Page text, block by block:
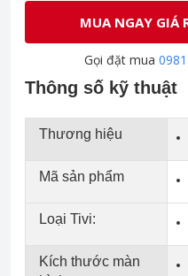
MUA NGAY GIÁ
Gọi đặt mua
Thông số kỹ thuật
Thương hiệu
Mã sản phẩm
Loại Tivi:
Kích thước màn